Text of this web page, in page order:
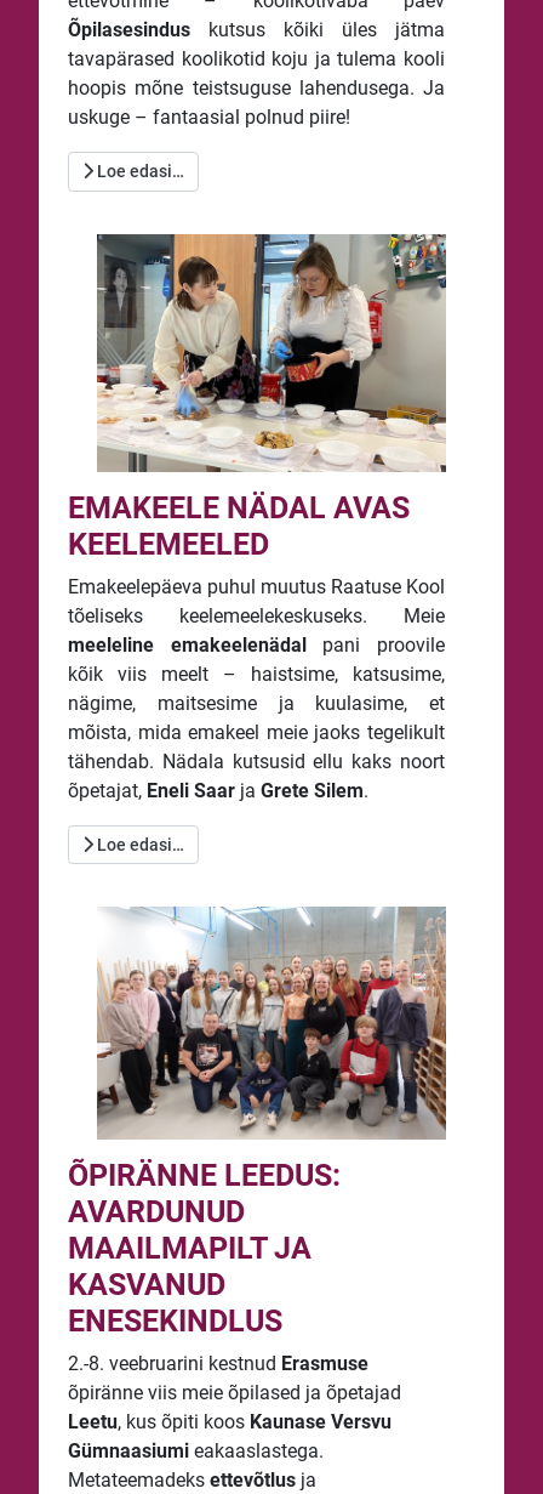
Õpilasesindus kutsus kõiki üles jätma
tavapärased koolikotid koju ja tulema kooli
hoopis mõne teistsuguse lahendusega. Ja
uskuge – fantaasial polnud piire!
Loe edasi…
EMAKEELE NÄDAL AVAS
KEELEMEELED
Emakeelepäeva puhul muutus Raatuse Kool
tõeliseks keelemeelekeskuseks. Meie
meeleline emakeelenädalpani proovile
kõik viis meelt – haistsime, katsusime,
nägime, maitsesime ja kuulasime, et
mõista, mida emakeel meie jaoks tegelikult
tähendab. Nädala kutsusid ellu kaks noort
õpetajat, Eneli Saar ja Grete Silem.
Loe edasi…
ÕPIRÄNNE LEEDUS:
AVARDUNUD
MAAILMAPILT JA
KASVANUD
ENESEKINDLUS
2.-8. veebruarini kestnud Erasmuse
õpiränne viis meie õpilased ja õpetajad
Leetu, kus õpiti koos Kaunase Versvu
Gümnaasiumi eakaaslastega.
Metateemadeks ettevõtlus ja